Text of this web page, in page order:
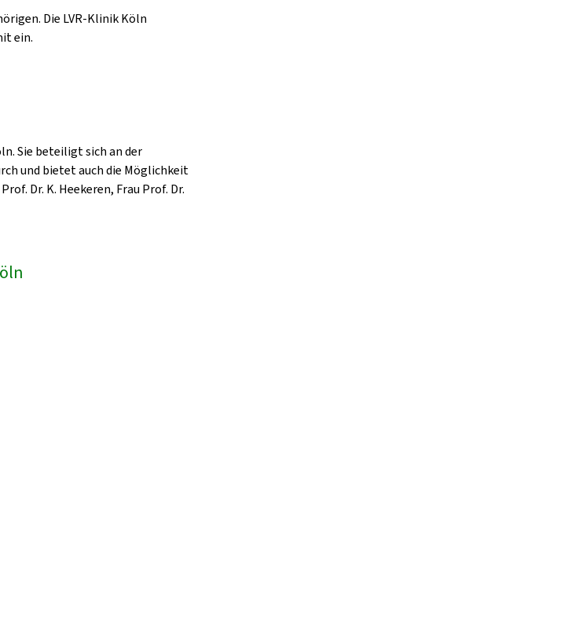
Die LVR-Klinik Köln
ein.
Sie beteiligt sich an der
und bietet auch die Möglichkeit
Dr. K. Heekeren, Frau Prof. Dr.